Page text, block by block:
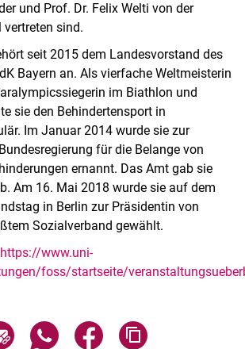
und Prof. Dr. Felix Welti von der
vertreten sind.
seit 2015 dem Landesvorstand des
Bayern an. Als vierfache Weltmeisterin
im Biathlon und
sie den Behindertensport in
Im Januar 2014 wurde sie zur
für die Belange von
ernannt. Das Amt gab sie
Am 16. Mai 2018 wurde sie auf dem
in Berlin zur Präsidentin von
Sozialverband gewählt.
https://www.uni-
foss/startseite/
Seite über E-Mail teilen
Seite über WhatsApp teilen
Seite über Facebook